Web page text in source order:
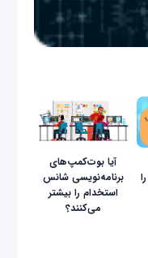
آیا بوت‌کمپ‌های
برنامه‌نویسی شانس
استخدام را بیشتر
می‌کنند؟